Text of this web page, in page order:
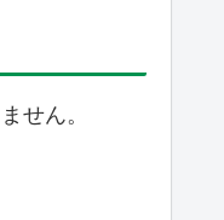
せん。